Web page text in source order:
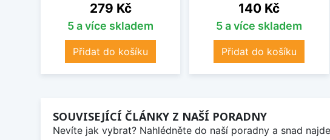
Cena
279 Kč
5 a více skladem
Přidat do košíku
Cena
140 Kč
5 a více skladem
Přidat do košíku
SOUVISEJÍCÍ ČLÁNKY Z NAŠÍ PORADNY
Nevíte jak vybrat? Nahlédněte do naší poradny a snad